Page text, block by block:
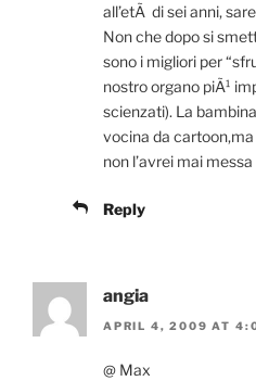
all’etÃ di sei anni,
Non che dopo si
sono i migliori per
nostro organo piÃ¹
scienzati). La
vocina da
non l’avrei mai
Reply
angia
APRIL 4, 2009 AT
@ Max